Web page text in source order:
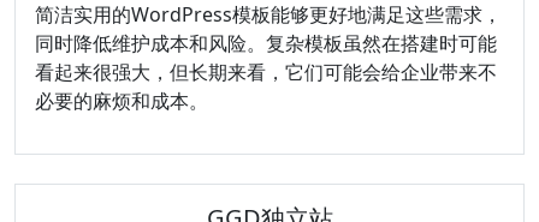
简洁实用的WordPress模板能够更好地满足这些需求，
同时降低维护成本和风险。复杂模板虽然在搭建时可能
看起来很强大，但长期来看，它们可能会给企业带来不
必要的麻烦和成本。